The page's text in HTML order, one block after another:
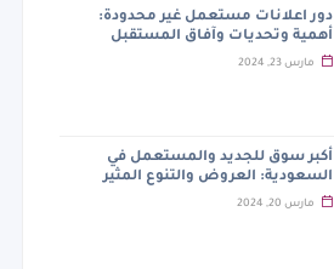
دور اعلانات مستعمل غير محدودة:
أهمية وتحديات وآفاق المستقبل
مارس 23, 2024
أكبر سوق للجديد والمستعمل في
السعودية: العروض والتنوع المثير
مارس 20, 2024